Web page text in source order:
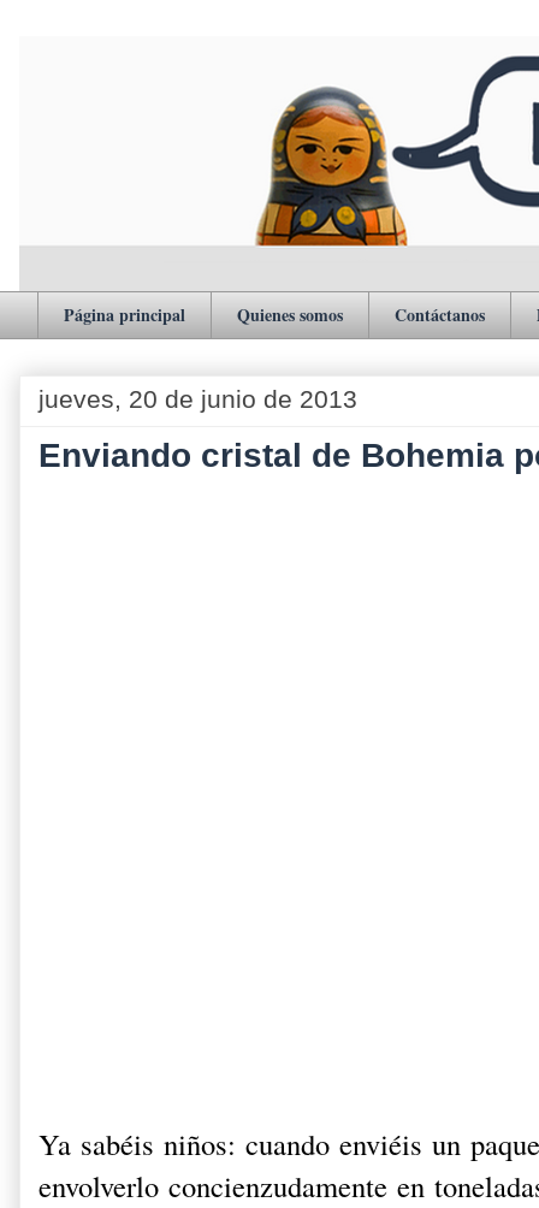
Página principal Quienes somos Contáctanos
jueves, 20 de junio de 2013
Enviando cristal de Bohemia
Ya sabéis niños: cuando enviéis un
envolverlo concienzudamente en